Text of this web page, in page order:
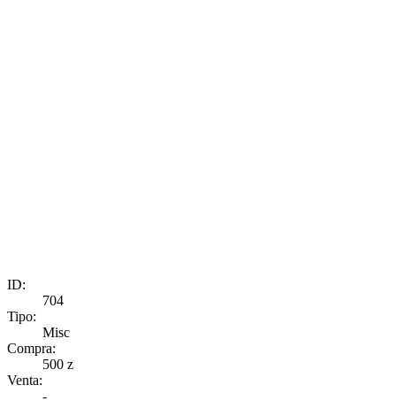
ID:
704
Tipo:
Misc
Compra:
500 z
Venta:
-